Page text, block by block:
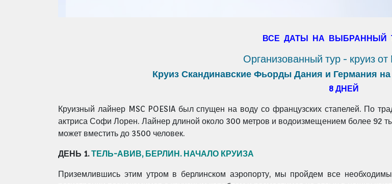
ВСЕ ДАТЫ НА ВЫБРАННЫЙ
Организованный тур - круиз
Круиз Скандинавские Фьорды Дания и Германия
8 ДНЕЙ
Круизный лайнер MSC POESIA был спущен на воду со французских стапелей. По
актриса Софи Лорен. Лайнер длиной около 300 метров и водоизмещением более 92
может вместить до 3500 человек.
ДЕНЬ 1.ТЕЛЬ-АВИВ, БЕРЛИН. НАЧАЛО КРУИЗА
Приземлившись этим утром в берлинском аэропорту, мы пройдем все